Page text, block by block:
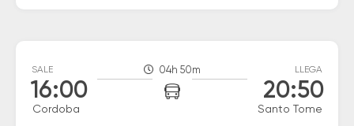
SALE
16:00
Cordoba
04h 50m LLEGA
20:50
Santo Tome